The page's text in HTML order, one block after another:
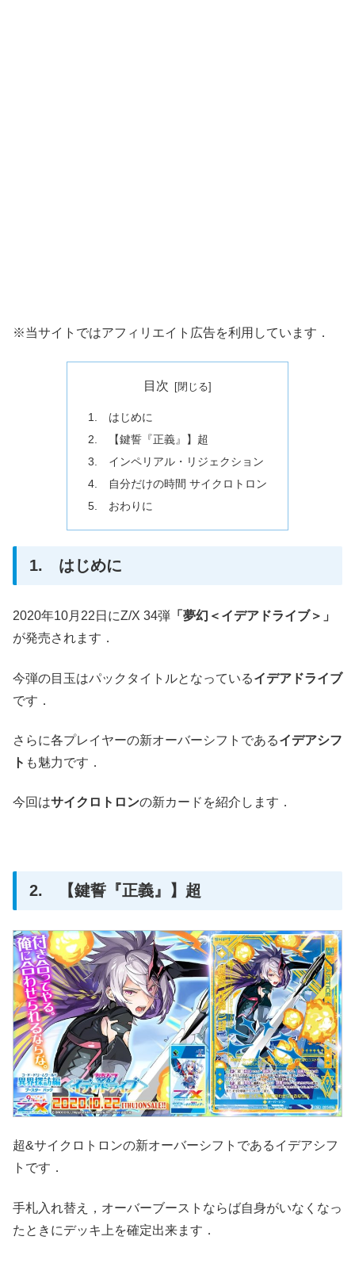
※当サイトではアフィリエイト広告を利用しています．
目次
1. はじめに
2. 【鍵誓『正義』】超
3. インペリアル・リジェクション
4. 自分だけの時間 サイクロトロン
5. おわりに
1. はじめに
2020年10月22日にZ/X 34弾 「夢幻＜イデアドライブ＞」
が発売されます．
今弾の目玉はパックタイトルとなっているイデアドライブ
です．
さらに各プレイヤーの新オーバーシフトであるイデアシフ
ト も魅力です．
今回はサイクロトロンの新カードを紹介します．
2. 【鍵誓『正義』】超
超&サイクロトロンの新オーバーシフトであるイデアシフ
トです．
手札入れ替え，オーバーブーストならば自身がいなくなっ
たときにデッキ上を確定出来ます．